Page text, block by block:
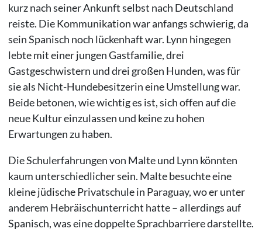
kurz nach seiner Ankunft selbst nach Deutschland
reiste. Die Kommunikation war anfangs schwierig, da
sein Spanisch noch lückenhaft war. Lynn hingegen
lebte mit einer jungen Gastfamilie, drei
Gastgeschwistern und drei großen Hunden, was für
sie als Nicht-Hundebesitzerin eine Umstellung war.
Beide betonen, wie wichtig es ist, sich offen auf die
neue Kultur einzulassen und keine zu hohen
Erwartungen zu haben.
Die Schulerfahrungen von Malte und Lynn könnten
kaum unterschiedlicher sein. Malte besuchte eine
kleine jüdische Privatschule in Paraguay, wo er unter
anderem Hebräischunterricht hatte – allerdings auf
Spanisch, was eine doppelte Sprachbarriere darstellte.